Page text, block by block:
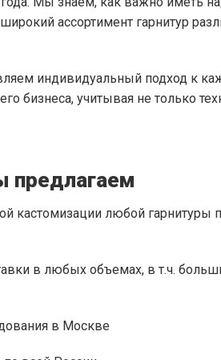
ассортимент гарнитур
индивидуальный подход к
учитывая не только
предлагаем​​​
кастомизации любой гарнитуры
в любых объемах, в т.ч.
в Москве